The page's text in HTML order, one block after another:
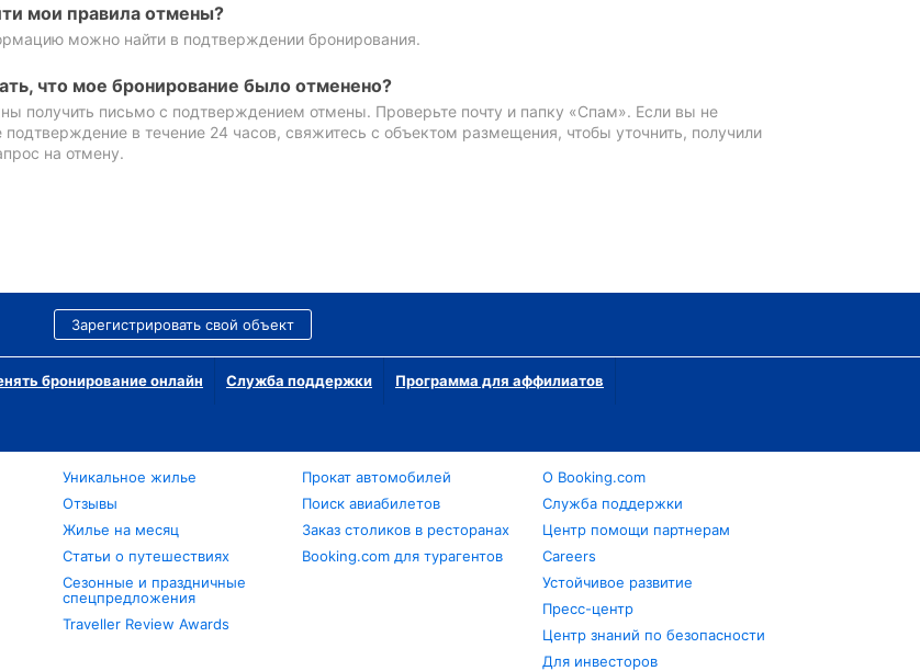
мои правила отмены?
можно найти в подтверждении бронирования.
что мое бронирование было отменено?
получить письмо с подтверждением отмены. Проверьте почту и папку «Спам». Если вы не
подтверждение в течение 24 часов, свяжитесь с объектом размещения, чтобы уточнить, получили
на отмену.
Зарегистрировать свой объект
бронирование онлайн Служба поддержки Программа для аффилиатов
Уникальное жилье
Отзывы
Жилье на месяц
Статьи о путешествиях
Сезонные и праздничные
спецпредложения
Traveller Review Awards
Прокат автомобилей
Поиск авиабилетов
Заказ столиков в ресторанах
Booking.com для турагентов
О Booking.com
Служба поддержки
Центр помощи партнерам
Careers
Устойчивое развитие
Пресс-центр
Центр знаний по безопасности
Для инвесторов